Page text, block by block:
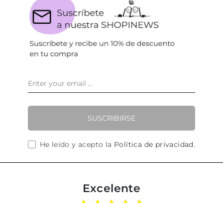
SUSCRIBIRSE
He leído y acepto la Política de privacidad.
Excelente